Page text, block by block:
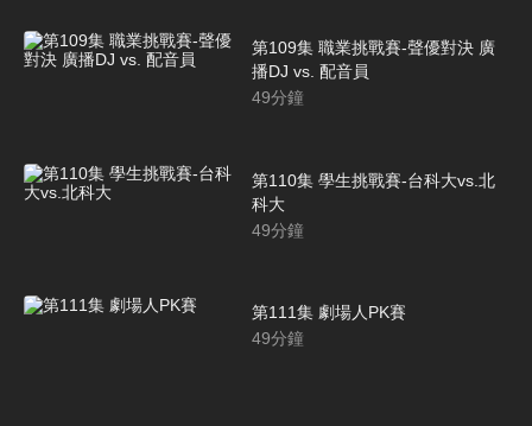
第109集 職業挑戰賽-聲優對決 廣
播DJ vs. 配音員
49分鐘
第110集 學生挑戰賽-台科大vs.北
科大
49分鐘
第111集 劇場人PK賽
49分鐘